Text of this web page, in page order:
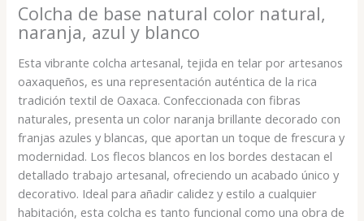
Colcha de base natural color natural,
naranja, azul y blanco
Esta vibrante colcha artesanal, tejida en telar por artesanos
oaxaqueños, es una representación auténtica de la rica
tradición textil de Oaxaca. Confeccionada con fibras
naturales, presenta un color naranja brillante decorado con
franjas azules y blancas, que aportan un toque de frescura y
modernidad. Los flecos blancos en los bordes destacan el
detallado trabajo artesanal, ofreciendo un acabado único y
decorativo. Ideal para añadir calidez y estilo a cualquier
habitación, esta colcha es tanto funcional como una obra de